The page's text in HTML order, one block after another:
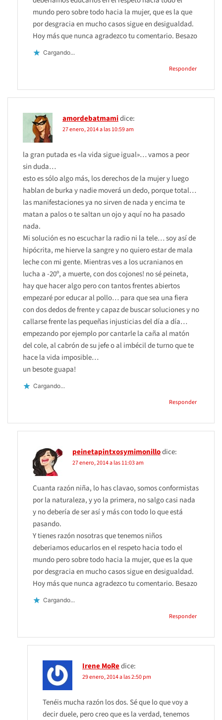
mundo pero sobre todo hacia la mujer, que es la que
por desgracia en mucho casos sigue en desigualdad.
Hoy más que nunca agradezco tu comentario. Besazo
Cargando...
Responder
amordebatmamidice:
27 enero, 2014 a las 10:59 am
la gran putada es «la vida sigue igual»… vamos a peor
sin duda…
esto es sólo algo más, los derechos de la mujer y luego
hablan de burka y nadie moverá un dedo, porque total…
las manifestaciones ya no sirven de nada y encima te
matan a palos o te saltan un ojo y aquí no ha pasado
nada.
Mi solución es no escuchar la radio ni la tele… soy así de
hipócrita, me hierve la sangre y no quiero estar de mala
leche con mi gente. Mientras ves a los ucranianos en
lucha a -20º, a muerte, con dos cojones! no sé peineta,
hay que hacer algo pero con tantos frentes abiertos
empezaré por educar al pollo… para que sea una fiera
con dos dedos de frente y capaz de buscar soluciones y no
callarse frente las pequeñas injusticias del día a día…
empezando por ejemplo por cantarle la caña al matón
del cole, al cabrón de su jefe o al imbécil de turno que te
hace la vida imposible…
un besote guapa!
Cargando...
Responder
peinetapintxosymimonillodice:
27 enero, 2014 a las 11:03 am
Cuanta razón niña, lo has clavao, somos conformistas
por la naturaleza, y yo la primera, no salgo casi nada
y no debería de ser así y más con todo lo que está
pasando.
Y tienes razón nosotras que tenemos niños
deberiamos educarlos en el respeto hacia todo el
mundo pero sobre todo hacia la mujer, que es la que
por desgracia en mucho casos sigue en desigualdad.
Hoy más que nunca agradezco tu comentario. Besazo
Cargando...
Responder
Irene MoRedice:
29 enero, 2014 a las 2:50 pm
Tenéis mucha razón los dos. Sé que lo que voy a
decir duele, pero creo que es la verdad, tenemos